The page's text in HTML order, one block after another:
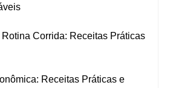
Corrida: Receitas Práticas
Receitas Práticas e